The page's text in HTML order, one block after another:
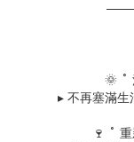
🌞 ˚
▸ 不再塞滿
🍷 ˚